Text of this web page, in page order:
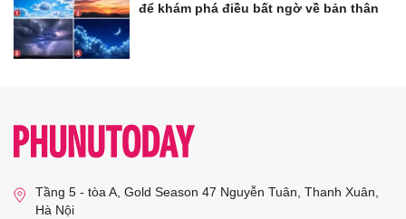
để khám phá điều bất ngờ về bản thân
Tầng 5 - tòa A, Gold Season 47 Nguyễn Tuân, Thanh Xuân,
Hà Nội